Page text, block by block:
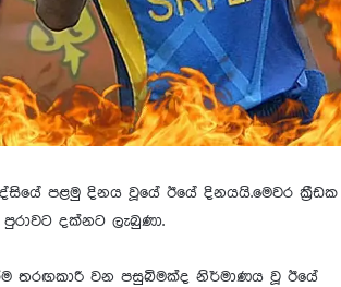
පළමු දිනය වූයේ ඊයේ දිනයයි.මෙවර ක්‍රීඩක
දක්නට ලැබුණා.
තරඟකාරී වන පසුබිමක්ද නිර්මාණය වූ ඊයේ